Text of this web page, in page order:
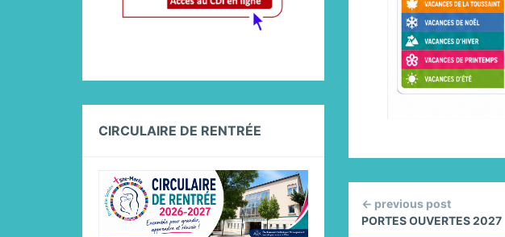
Continue
Reading
← previous post
PORTES OUVERTES 2027
CIRCULAIRE DE RENTRÉE